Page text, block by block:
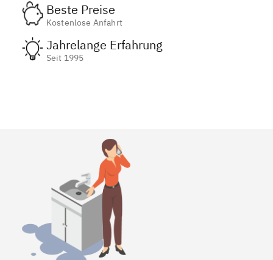
Beste Preise
Kostenlose Anfahrt
Jahrelange Erfahrung
Seit 1995